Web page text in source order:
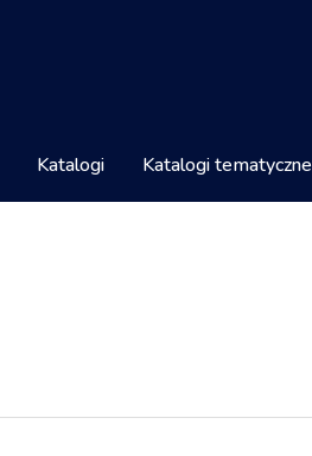
Katalogi Katalogi tematyczne